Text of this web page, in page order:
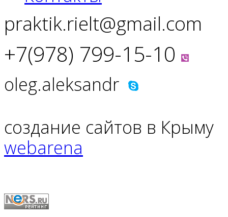
praktik.rielt@gmail.com
+7(978) 799-15-10
oleg.aleksandr
создание сайтов в Крыму
webarena